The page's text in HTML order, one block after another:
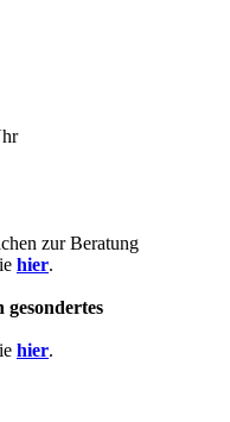
zur Beratung
hier.
gesondertes
hier.